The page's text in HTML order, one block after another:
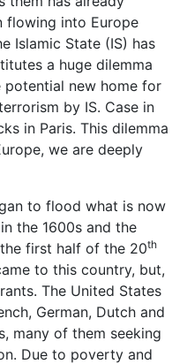
flowing into Europe
Islamic State (IS) has
a huge dilemma
new home for
by IS. Case in
in Paris. This dilemma
we are deeply
to flood what is now
the 1600s and the
first half of the 20th
to this country, but,
The United States
German, Dutch and
many of them seeking
Due to poverty and